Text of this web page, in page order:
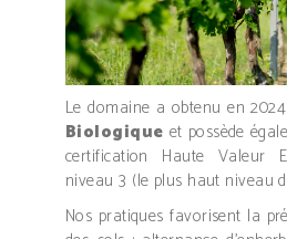
Le domaine a obtenu en
Biologique et possède
certification Haute Valeur
niveau 3 (le plus haut niveau
Nos pratiques favorisent la